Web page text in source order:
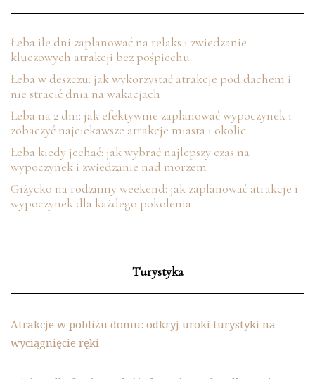
Łeba ile dni zaplanować na relaks i zwiedzanie
kluczowych atrakcji bez pośpiechu
Łeba w deszczu: jak wykorzystać atrakcje pod dachem i
nie stracić dnia na wakacjach
Łeba na 2 dni: jak efektywnie zaplanować wypoczynek i
zobaczyć najciekawsze atrakcje miasta i okolic
Łeba kiedy jechać: jak wybrać najlepszy czas na
wypoczynek i zwiedzanie nad morzem
Giżycko na rodzinny weekend: jak zaplanować atrakcje i
wypoczynek dla każdego pokolenia
Turystyka
Atrakcje w pobliżu domu: odkryj uroki turystyki na
wyciągnięcie ręki